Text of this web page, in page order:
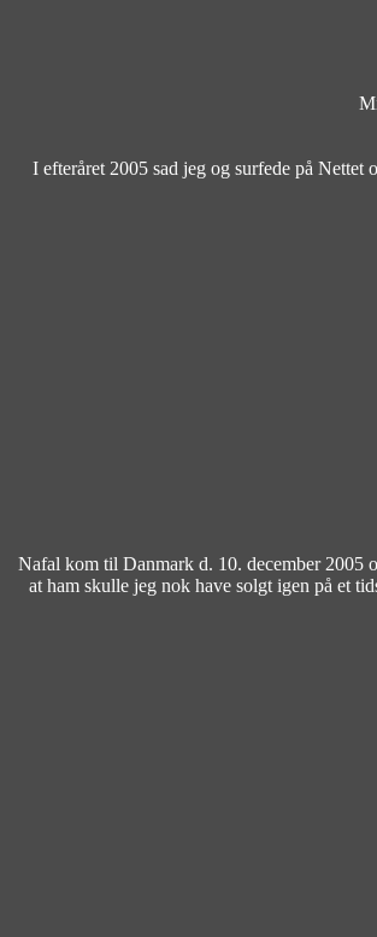
I efteråret 2005 sad jeg og surfede på Nettet
Nafal kom til Danmark d. 10. december 2005
at ham skulle jeg nok have solgt igen på et